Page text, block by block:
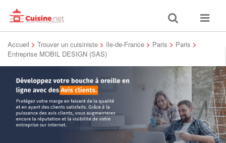
Toggle
search
Toggle
Accueil > Trouver un cuisiniste > Ile-de-France > Paris > Paris >
Entreprise MOBIL DESIGN (SAS)